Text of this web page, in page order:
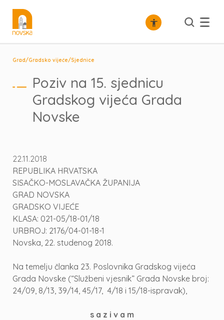
Grad/Gradsko vijeće/Sjednice
Poziv na 15. sjednicu
Gradskog vijeća Grada
Novske
22.11.2018
REPUBLIKA HRVATSKA
SISAČKO-MOSLAVAČKA ŽUPANIJA
GRAD NOVSKA
GRADSKO VIJEĆE
KLASA: 021-05/18-01/18
URBROJ: 2176/04-01-18-1
Novska, 22. studenog 2018.
Na temelju članka 23. Poslovnika Gradskog vijeća
Grada Novske (“Službeni vjesnik” Grada Novske broj:
24/09, 8/13, 39/14, 45/17, 4/18 i 15/18-ispravak),
s a z i v a m